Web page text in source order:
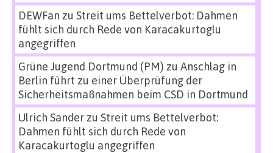
DEWFan zu Streit ums Bettelverbot: Dahmen
fühlt sich durch Rede von Karacakurtoglu
angegriffen
Grüne Jugend Dortmund (PM) zu Anschlag in
Berlin führt zu einer Überprüfung der
Sicherheitsmaßnahmen beim CSD in Dortmund
Ulrich Sanderzu Streit ums Bettelverbot:
Dahmen fühlt sich durch Rede von
Karacakurtoglu angegriffen